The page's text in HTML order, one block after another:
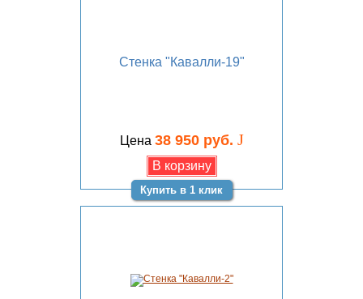
Стенка "Кавалли-19"
Цена 38 950 руб. J
Купить в 1 клик